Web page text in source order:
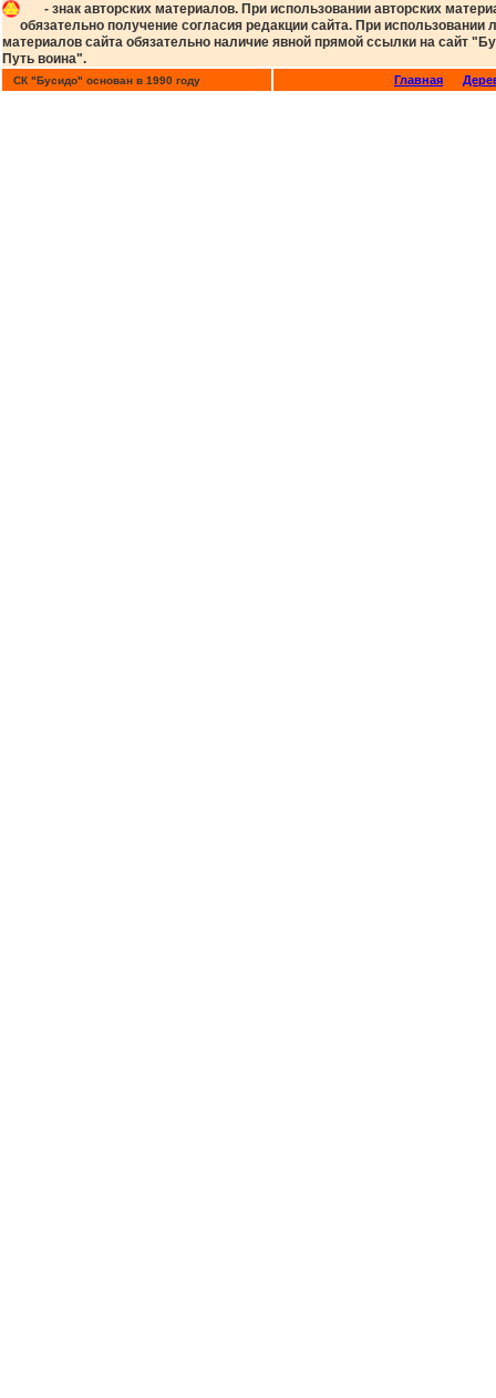
- знак авторских материалов. При использовании авторских
обязательно получение согласия редакции сайта. При использовании
материалов сайта обязательно наличие явной прямой ссылки на сайт
Путь воина".
СК "Бусидо" основан в 1990 году Главная